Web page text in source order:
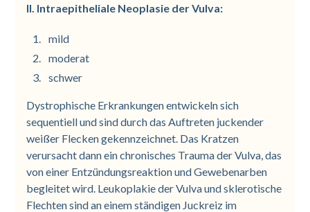
II. Intraepitheliale Neoplasie der Vulva:
mild
moderat
schwer
Dystrophische Erkrankungen entwickeln sich
sequentiell und sind durch das Auftreten juckender
weißer Flecken gekennzeichnet. Das Kratzen
verursacht dann ein chronisches Trauma der Vulva, das
von einer Entzündungsreaktion und Gewebenarben
begleitet wird. Leukoplakie der Vulva und sklerotische
Flechten sind an einem ständigen Juckreiz im